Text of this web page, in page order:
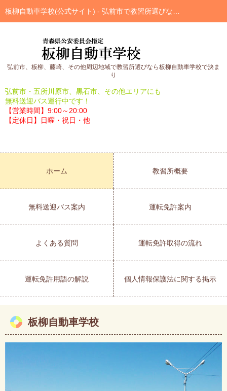
弘前市、板柳、藤崎、その他周辺地域で教習所選びなら板柳自動車学校で決ま
り
弘前市・五所川原市、黒石市、その他エリアにも
無料送迎バス運行中です！
【営業時間】9:00～20:00
【定休日】日曜・祝日・他
ホーム 教習所概要
無料送迎バス案内 運転免許案内
よくある質問 運転免許取得の流れ
運転免許用語の解説 個人情報保護法に関する掲示
板柳自動車学校